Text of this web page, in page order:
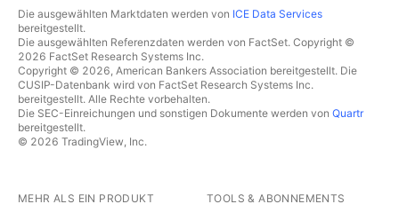
Die ausgewählten Marktdaten werden von ICE Data Services
bereitgestellt.
Die ausgewählten Referenzdaten werden von FactSet. Copyright ©
2026 FactSet Research Systems Inc.
Copyright © 2026, American Bankers Association bereitgestellt. Die
CUSIP-Datenbank wird von FactSet Research Systems Inc.
bereitgestellt. Alle Rechte vorbehalten.
Die SEC-Einreichungen und sonstigen Dokumente werden von Quartr
bereitgestellt.
© 2026 TradingView, Inc.
MEHR ALS EIN PRODUKT TOOLS & ABONNEMENTS